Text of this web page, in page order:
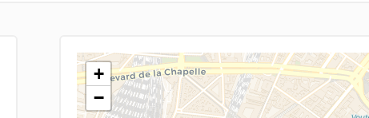
+
−